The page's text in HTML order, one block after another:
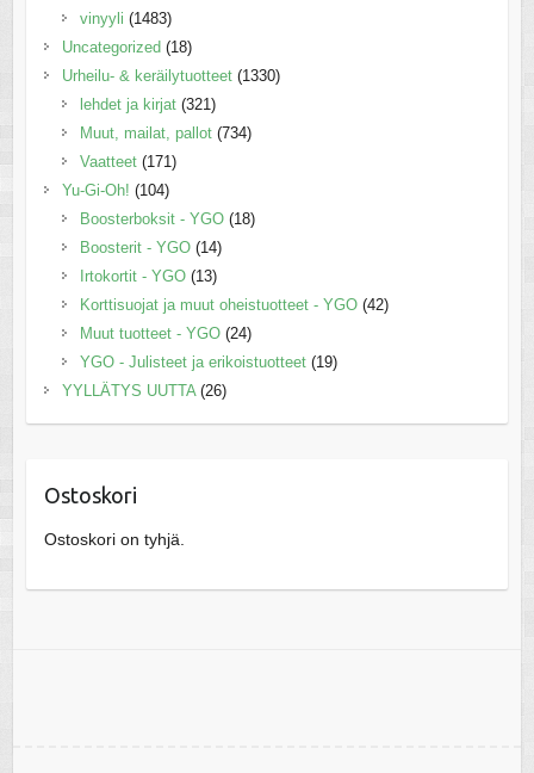
vinyyli (1483)
Uncategorized (18)
Urheilu- & keräilytuotteet (1330)
lehdet ja kirjat (321)
Muut, mailat, pallot (734)
Vaatteet (171)
Yu-Gi-Oh! (104)
Boosterboksit - YGO (18)
Boosterit - YGO (14)
Irtokortit - YGO (13)
Korttisuojat ja muut oheistuotteet - YGO (42)
Muut tuotteet - YGO (24)
YGO - Julisteet ja erikoistuotteet (19)
YYLLÄTYS UUTTA (26)
Ostoskori
Ostoskori on tyhjä.